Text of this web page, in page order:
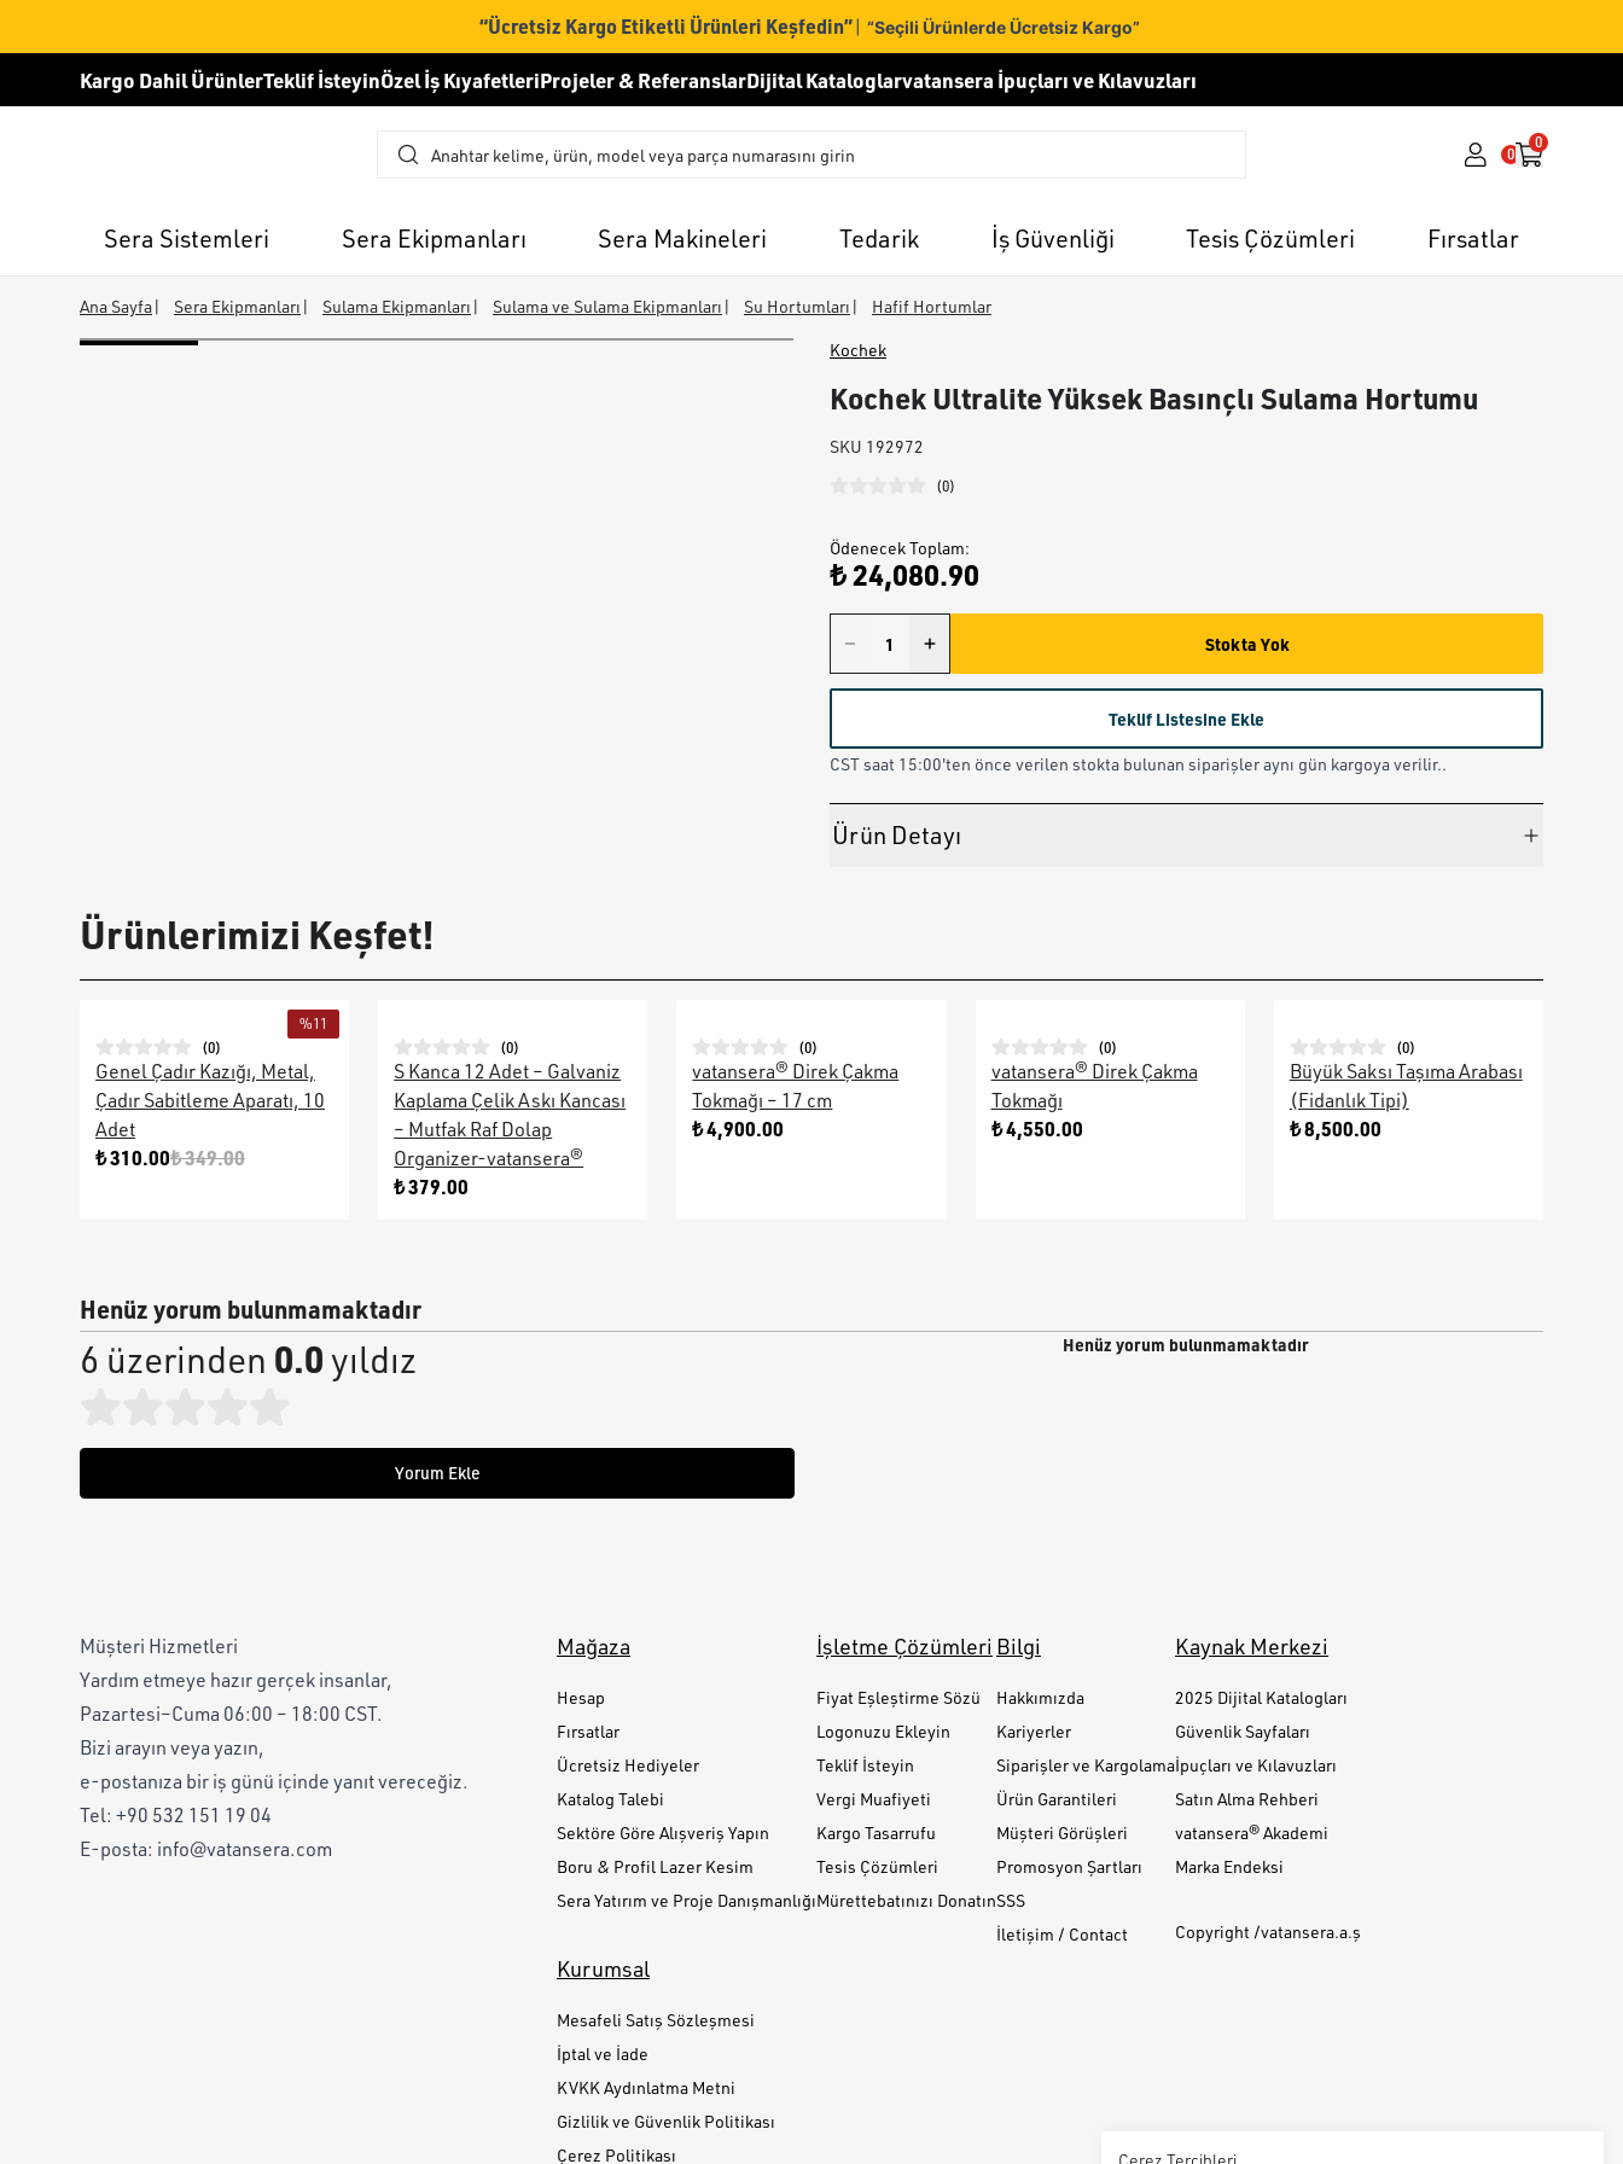
Çerez Tercihleri
“Ücretsiz Kargo Etiketli Ürünleri Keşfedin”| “Seçili Ürünlerde Ücretsiz Kargo”
Kargo Dahil ÜrünlerTeklif İsteyinÖzel İş KıyafetleriProjeler & ReferanslarDijital Kataloglarvatansera İpuçları ve Kılavuzları
0
0
Sera Sistemleri Sera Ekipmanları Sera Makineleri Tedarik İş Güvenliği Tesis Çözümleri Fırsatlar
Ana Sayfa| Sera Ekipmanları | Sulama Ekipmanları | Sulama ve Sulama Ekipmanları | Su Hortumları | Hafif Hortumlar
Kochek
Kochek Ultralite Yüksek Basınçlı Sulama Hortumu
SKU 192972
(0)
Ödenecek Toplam:
₺ 24,080.90
Stokta Yok
Teklif Listesine Ekle
CST saat 15:00'ten önce verilen stokta bulunan siparişler aynı gün kargoya verilir..
Ürün Detayı
Ürünlerimizi Keşfet!
%11
(0)
Genel Çadır Kazığı, Metal,
Çadır Sabitleme Aparatı, 10
Adet
₺ 310.00₺ 349.00
(0)
S Kanca 12 Adet – Galvaniz
Kaplama Çelik Askı Kancası
– Mutfak Raf Dolap
Organizer-vatansera®
₺ 379.00
(0)
vatansera® Direk Çakma
Tokmağı – 17 cm
₺ 4,900.00
(0)
vatansera® Direk Çakma
Tokmağı
₺ 4,550.00
(0)
Büyük Saksı Taşıma Arabası
(Fidanlık Tipi)
₺ 8,500.00
Henüz yorum bulunmamaktadır
6 üzerinden 0.0yıldız
Yorum Ekle
Henüz yorum bulunmamaktadır
Müşteri Hizmetleri
Yardım etmeye hazır gerçek insanlar,
Pazartesi–Cuma 06:00 – 18:00 CST.
Bizi arayın veya yazın,
e-postanıza bir iş günü içinde yanıt vereceğiz.
Tel: +90 532 151 19 04
E-posta: info@vatansera.com
Mağaza
Hesap
Fırsatlar
Ücretsiz Hediyeler
Katalog Talebi
Sektöre Göre Alışveriş Yapın
Boru & Profil Lazer Kesim
Sera Yatırım ve Proje Danışmanlığı
İşletme Çözümleri
Fiyat Eşleştirme Sözü
Logonuzu Ekleyin
Teklif İsteyin
Vergi Muafiyeti
Kargo Tasarrufu
Tesis Çözümleri
Mürettebatınızı Donatın
Bilgi
Hakkımızda
Kariyerler
Siparişler ve Kargolama
Ürün Garantileri
Müşteri Görüşleri
Promosyon Şartları
SSS
İletişim / Contact
Kaynak Merkezi
2025 Dijital Katalogları
Güvenlik Sayfaları
İpuçları ve Kılavuzları
Satın Alma Rehberi
vatansera® Akademi
Marka Endeksi
Copyright /vatansera.a.ş
Kurumsal
Mesafeli Satış Sözleşmesi
İptal ve İade
KVKK Aydınlatma Metni
Gizlilik ve Güvenlik Politikası
Çerez Politikası